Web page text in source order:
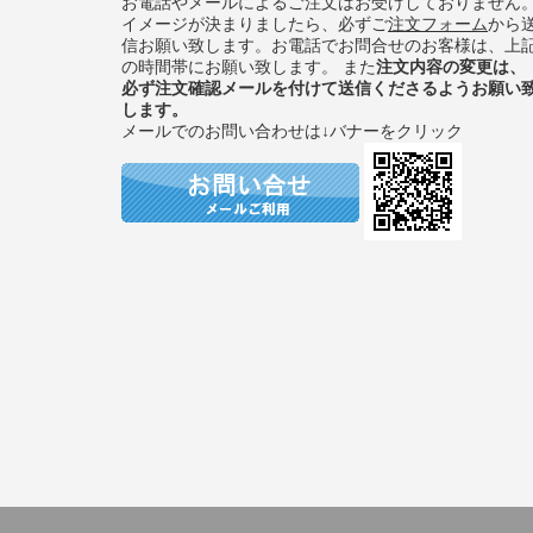
イメージが決まりましたら、必ずご注文フォームから
信お願い致します。お電話でお問合せのお客様は、上
の時間帯にお願い致します。 また注文内容の変更は、
必ず注文確認メールを付けて送信くださるようお願い
します。
メールでのお問い合わせは↓バナーをクリック